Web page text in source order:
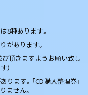
8種あります。
があります。
頂きますようお願い致し
）
ます。「CD購入整理券」
ません。